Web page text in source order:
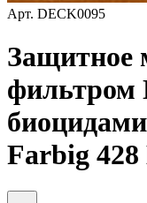
Арт. DECK0095
Защитное
Farbig 428